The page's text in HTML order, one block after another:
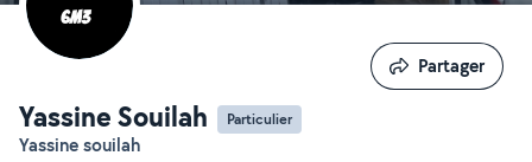
Yassine Souilah Particulier
Yassine souilah
Partager
Partager